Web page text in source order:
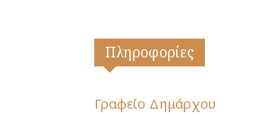
Πληροφορίες
Γραφείο Δημάρχου